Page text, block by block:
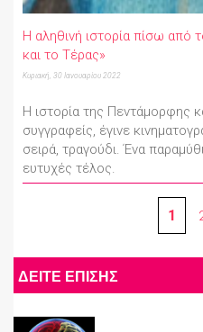
Η αληθινή ιστορία πίσω από
και το Τέρας»
Κυριακή, 30 Ιανουαρίου 2022
Η ιστορία της Πεντάμορφης
συγγραφείς, έγινε
σειρά, τραγούδι. Ένα
ευτυχές τέλος.
1
ΔΕΙΤΕ ΕΠΙΣΗΣ